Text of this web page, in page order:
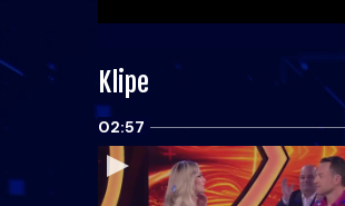
Klipe
02:57